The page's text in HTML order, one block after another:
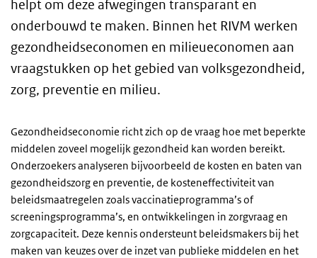
helpt om deze afwegingen transparant en
onderbouwd te maken. Binnen het RIVM werken
gezondheidseconomen en milieueconomen aan
vraagstukken op het gebied van volksgezondheid,
zorg, preventie en milieu.
Gezondheidseconomie richt zich op de vraag hoe met beperkte
middelen zoveel mogelijk gezondheid kan worden bereikt.
Onderzoekers analyseren bijvoorbeeld de kosten en baten van
gezondheidszorg en preventie, de kosteneffectiviteit van
beleidsmaatregelen zoals vaccinatieprogramma’s of
screeningsprogramma’s, en ontwikkelingen in zorgvraag en
zorgcapaciteit. Deze kennis ondersteunt beleidsmakers bij het
maken van keuzes over de inzet van publieke middelen en het